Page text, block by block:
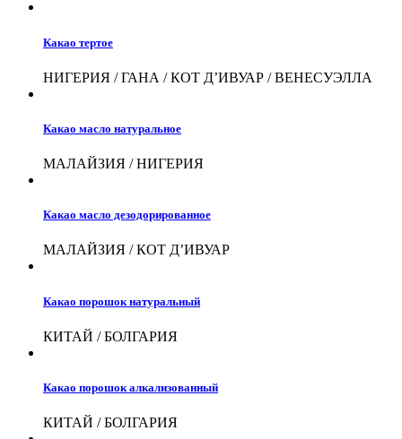
Какао тертое
НИГЕРИЯ / ГАНА / КОТ Д’ИВУАР / ВЕНЕСУЭЛЛА
Какао масло натуральное
МАЛАЙЗИЯ / НИГЕРИЯ
Какао масло дезодорированное
МАЛАЙЗИЯ / КОТ Д’ИВУАР
Какао порошок натуральный
КИТАЙ / БОЛГАРИЯ
Какао порошок алкализованный
КИТАЙ / БОЛГАРИЯ